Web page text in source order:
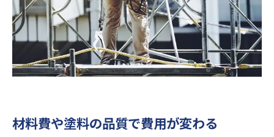
材料費や塗料の品質で費用が変わる